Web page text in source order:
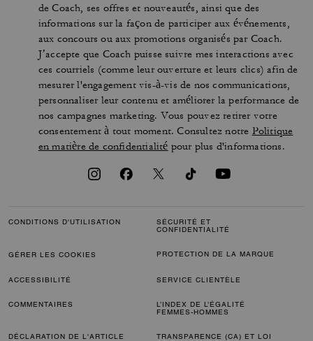
de Coach, ses offres et nouveautés, ainsi que des
informations sur la façon de participer aux événements,
aux concours ou aux promotions organisés par Coach.
J’accepte que Coach puisse suivre mes interactions avec
ces courriels (comme leur ouverture et leurs clics) afin de
mesurer l'engagement vis-à-vis de nos communications,
personnaliser leur contenu et améliorer la performance de
nos campagnes marketing. Vous pouvez retirer votre
consentement à tout moment. Consultez notre Politique
en matière de confidentialité pour plus d'informations.
CONDITIONS D'UTILISATION
SÉCURITÉ ET
CONFIDENTIALITÉ
GÉRER LES COOKIES PROTECTION DE LA MARQUE
ACCESSIBILITÉ SERVICE CLIENTÈLE
COMMENTAIRES
L’INDEX DE L’ÉGALITÉ
FEMMES-HOMMES
DÉCLARATION DE L'ARTICLE
TRANSPARENCE (CA) ET LOI